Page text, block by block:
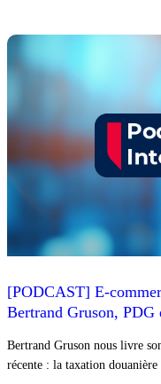
[PODCAST] E-
Bertrand Gruson, PDG
Bertrand Gruson nous livre
récente : la taxation